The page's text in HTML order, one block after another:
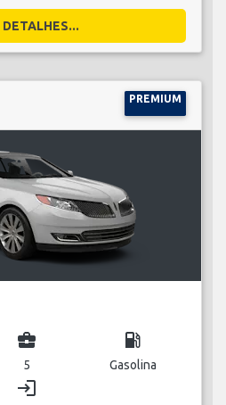
DETALHES...
PREMIUM
business_center
5
local_gas_station
Gasolina
login